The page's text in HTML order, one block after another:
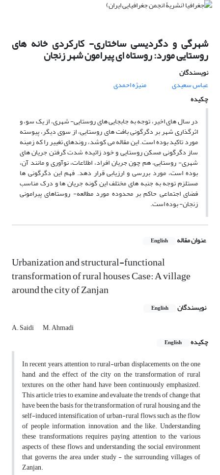
شهرگی و دگردیسی ساختاری- کارکردی خانه های
روستایی مورد: روستاه ای پیرامون شهر زنجان
نویسندگان
عباس سعیدی
منیژه احمدی
چکیده
در سال های اخیر، توجه به جابجایی های روستایی- شهری، از یک سو، و
اثرگذاری شهر بر دگرگونی بافت های روستایی، از سوی دیگر، پیوسته
مورد تاکید بوده است. این مقاله می کوشد، روندهای تغییر را که زمینه
ساز دگرگونی مسکن روستایی و خود زائیده شدت گرفتن جریان های
شهری- روستایی، هم چون جریان افراد، اطلاعات، نوآوری و مانند آن،
بوده است، مورد بررسی و ارزیابی قرار دهد. فهم این دگرگونی ها
مستلزم توجه به جنبه های مختلف این گونه جریان ها و درک مناسب
فضای اجتماعی حاکم بر محدوده مورد مطالعه- روستاهای پیرامونی
زنجان- بوده است.
عنوان مقاله English
Urbanization and structural-functional
transformation of rural houses Case: A village
around the city of Zanjan
نویسندگان English
A. Saidi
M. Ahmadi
چکیده
English
In recent years, attention to rural-urban displacements, on the one
hand, and the effect of the city on the transformation of rural
textures, on the other hand, have been continuously emphasized.
This article tries to examine and evaluate the trends of change that
have been the basis for the transformation of rural housing and the
self-induced intensification of urban-rural flows, such as the flow
of people, information, innovation, and the like. Understanding
these transformations requires paying attention to the various
aspects of these flows and understanding the social environment
that governs the area under study - the surrounding villages of
Zanjan.